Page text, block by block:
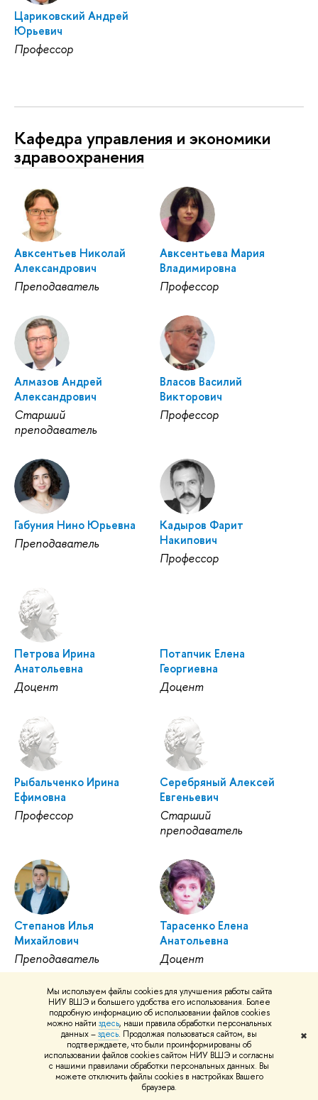
Мы используем файлы cookies для улучшения работы сайта
НИУ ВШЭ и большего удобства его использования. Более
подробную информацию об использовании файлов cookies
можно найти здесь, наши правила обработки персональных
данных –здесь. Продолжая пользоваться сайтом, вы
подтверждаете, что были проинформированы об
использовании файлов cookies сайтом НИУ ВШЭ и согласны
с нашими правилами обработки персональных данных. Вы
можете отключить файлы cookies в настройках Вашего
браузера.
✖
Цариковский Андрей
Юрьевич
Профессор
Кафедра управления и экономики
здравоохранения
Авксентьев Николай
Александрович
Преподаватель
Авксентьева Мария
Владимировна
Профессор
Алмазов Андрей
Александрович
Старший
преподаватель
Власов Василий
Викторович
Профессор
Габуния Нино Юрьевна
Преподаватель
Кадыров Фарит
Накипович
Профессор
Петрова Ирина
Анатольевна
Доцент
Потапчик Елена
Георгиевна
Доцент
Рыбальченко Ирина
Ефимовна
Профессор
Серебряный Алексей
Евгеньевич
Старший
преподаватель
Степанов Илья
Михайлович
Преподаватель
Тарасенко Елена
Анатольевна
Доцент
Хайруллин Ильдар
Индусович
Шейман Игорь
Михайлович
Профессор